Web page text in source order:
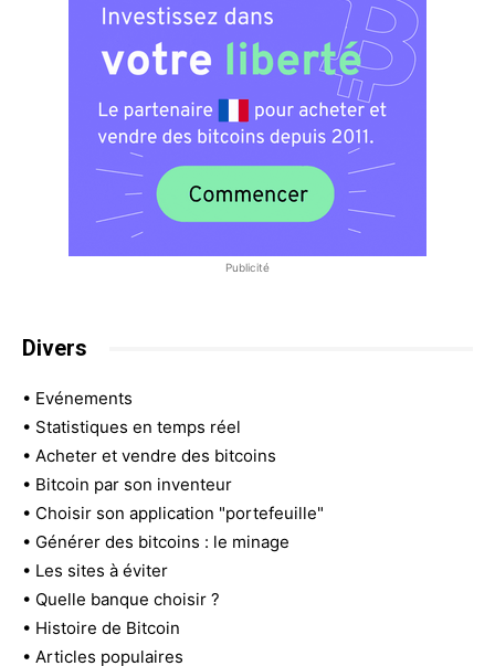
Publicité
Divers
• Evénements
• Statistiques en temps réel
• Acheter et vendre des bitcoins
• Bitcoin par son inventeur
• Choisir son application "portefeuille"
• Générer des bitcoins : le minage
• Les sites à éviter
• Quelle banque choisir ?
• Histoire de Bitcoin
• Articles populaires